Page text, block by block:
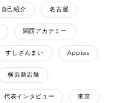
自己紹介 名古屋
関西アカデミー
すしざんまい Appias
横浜新店舗
代表インタビュー 東京